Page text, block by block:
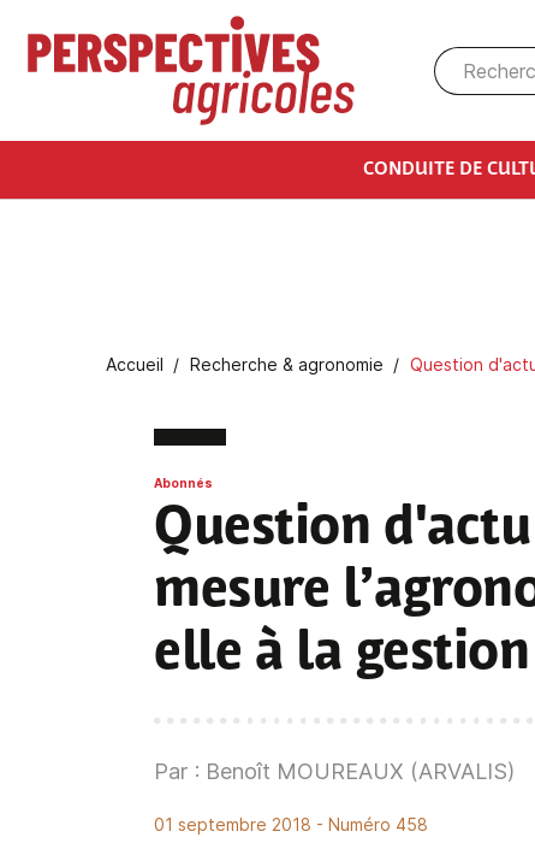
Aller au contenu principal
CONDUITE DE
Fil d'Ariane
Accueil Recherche & agronomie Question
Abonnés
Question d'actu
mesure
elle à la
Par : Benoît MOUREAUX (ARVALIS)
01 septembre 2018 - Numéro 458